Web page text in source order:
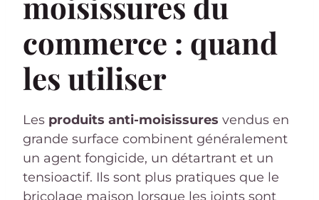
commerce : quand
les utiliser
Les produits anti-moisissures vendus en
grande surface combinent généralement
un agent fongicide, un détartrant et un
tensioactif. Ils sont plus pratiques que le
bricolage maison lorsque les joints sont